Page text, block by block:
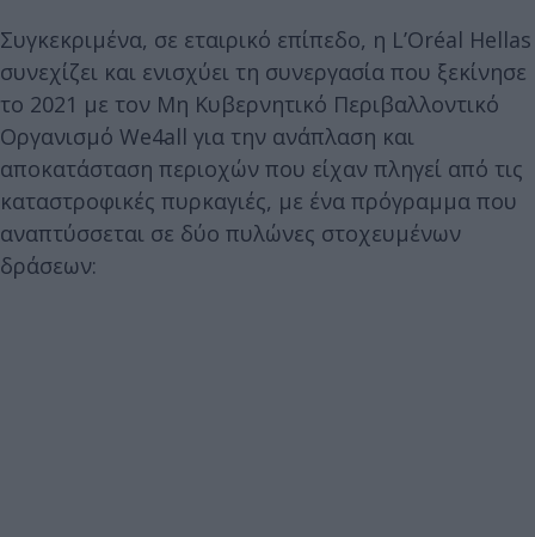
Συγκεκριμένα, σε εταιρικό επίπεδο, η L’Oréal Hellas
συνεχίζει και ενισχύει τη συνεργασία που ξεκίνησε
το 2021 με τον Μη Κυβερνητικό Περιβαλλοντικό
Οργανισμό We4all για την ανάπλαση και
αποκατάσταση περιοχών που είχαν πληγεί από τις
καταστροφικές πυρκαγιές, με ένα πρόγραμμα που
αναπτύσσεται σε δύο πυλώνες στοχευμένων
δράσεων: